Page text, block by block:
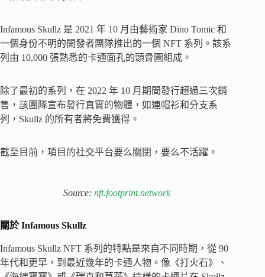
Infamous Skullz 是 2021 年 10 月由藝術家 Dino Tomic 和
一個身份不明的開發者團隊推出的一個 NFT 系列。該系
列由 10,000 張熟悉的卡通面孔的頭骨圖組成。
除了最初的系列，在 2022 年 10 月期間發行超過三次銷
售，該團隊宣布發行真實的物體，如連帽衫和分支系
列，Skullz 的所有者將免費獲得。
截至目前，項目的社交平台要么關閉，要么不活躍。
Source: nft.footprint.network
關於 Infamous Skullz
Infamous Skullz NFT 系列的特點是來自不同時期，從 90
年代和更早，到最近幾年的卡通人物。像《打火石》、